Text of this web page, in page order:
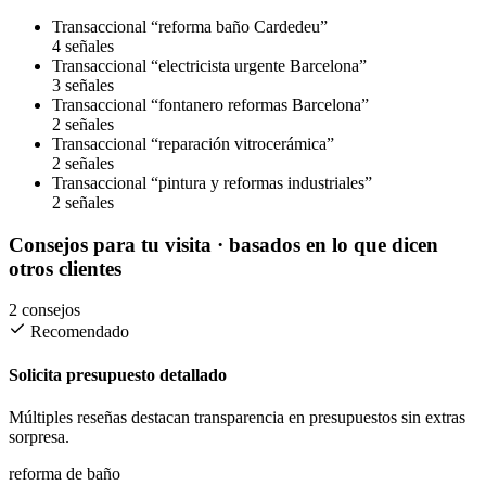
Transaccional “reforma baño Cardedeu”
4 señales
Transaccional “electricista urgente Barcelona”
3 señales
Transaccional “fontanero reformas Barcelona”
2 señales
Transaccional “reparación vitrocerámica”
2 señales
Transaccional “pintura y reformas industriales”
2 señales
Consejos para tu visita · basados en lo que dicen
otros clientes
2 consejos
Recomendado
Solicita presupuesto detallado
Múltiples reseñas destacan transparencia en presupuestos sin extras
sorpresa.
reforma de baño